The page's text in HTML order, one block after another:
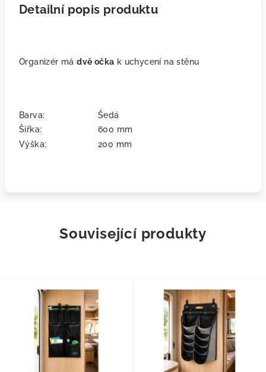
Detailní popis produktu
Organizér mádvě očka k uchycení na stěnu
Barva:
Šedá
Šířka:
600 mm
Výška:
200 mm
Související produkty